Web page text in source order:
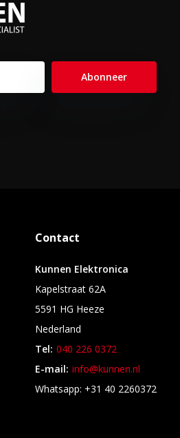
Abonneer
Contact
Kunnen Elektronica
Kapelstraat 62A
5591 HG Heeze
Nederland
Tel: 040 226 0372
E-mail: info@kunnen.nl
Whatsapp: +31 40 2260372